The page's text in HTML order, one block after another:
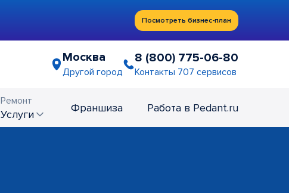
Посмотреть бизнес-план
Москва
Другой город
8 (800) 775-06-80
Контакты 707 сервисов
Ремонт
услуги Франшиза Работа в Pedant.ru